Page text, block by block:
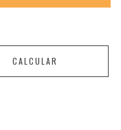
CALCULAR